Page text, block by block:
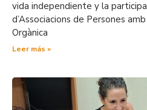
vida independiente y la
d’Associacions de Persones
Orgànica
Leer más »